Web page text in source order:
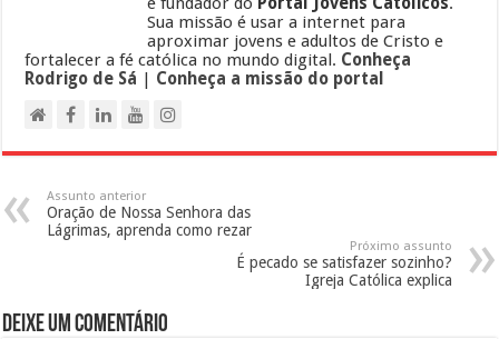
Sua missão é usar a internet para
aproximar jovens e adultos de Cristo e
fortalecer a fé católica no mundo digital. Conheça
Rodrigo de Sá | Conheça a missão do portal
Assunto anterior
Oração de Nossa Senhora das
Lágrimas, aprenda como rezar
Próximo assunto
É pecado se satisfazer sozinho?
Igreja Católica explica
Deixe um comentário